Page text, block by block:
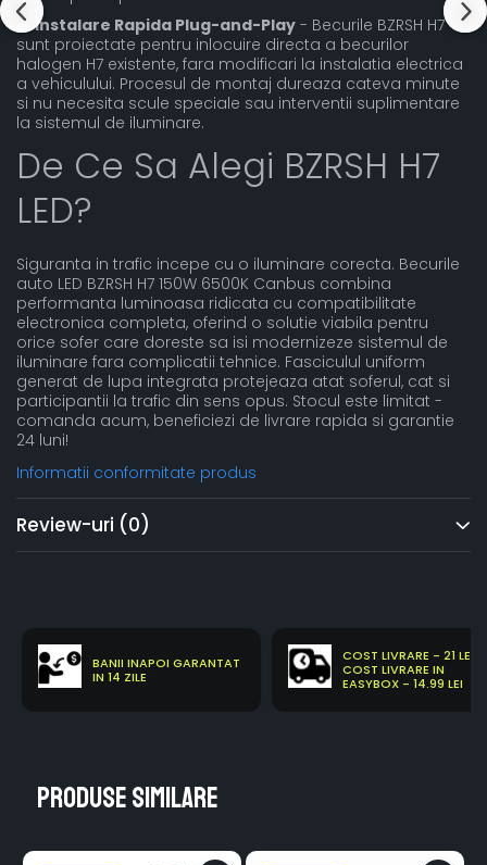
✔️Instalare Rapida Plug-and-Play - Becurile BZRSH H7
sunt proiectate pentru inlocuire directa a becurilor
halogen H7 existente, fara modificari la instalatia electrica
a vehiculului. Procesul de montaj dureaza cateva minute
si nu necesita scule speciale sau interventii suplimentare
la sistemul de iluminare.
De Ce Sa Alegi BZRSH H7
LED?
Siguranta in trafic incepe cu o iluminare corecta. Becurile
auto LED BZRSH H7 150W 6500K Canbus combina
performanta luminoasa ridicata cu compatibilitate
electronica completa, oferind o solutie viabila pentru
orice sofer care doreste sa isi modernizeze sistemul de
iluminare fara complicatii tehnice. Fasciculul uniform
generat de lupa integrata protejeaza atat soferul, cat si
participantii la trafic din sens opus. Stocul este limitat -
comanda acum, beneficiezi de livrare rapida si garantie
24 luni!
Informatii conformitate produs
Review-uri (0)
BANII INAPOI GARANTAT
IN 14 ZILE
COST LIVRARE - 21 LEI
COST LIVRARE IN
EASYBOX - 14.99 LEI
Produse similare